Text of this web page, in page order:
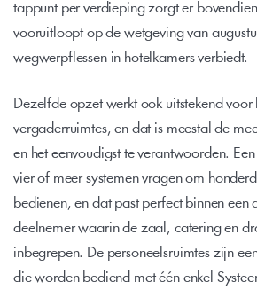
tappunt per verdieping zorgt er
vooruitloopt op de wetgeving van
wegwerpflessen in hotelkamers verbiedt.
Dezelfde opzet werkt ook uitstekend voor
vergaderruimtes, en dat is meestal de
en het eenvoudigst te verantwoorden.
vier of meer systemen vragen om
bedienen, en dat past perfect binnen een
deelnemer waarin de zaal, catering en
inbegrepen. De personeelsruimtes zijn
die worden bediend met één enkel